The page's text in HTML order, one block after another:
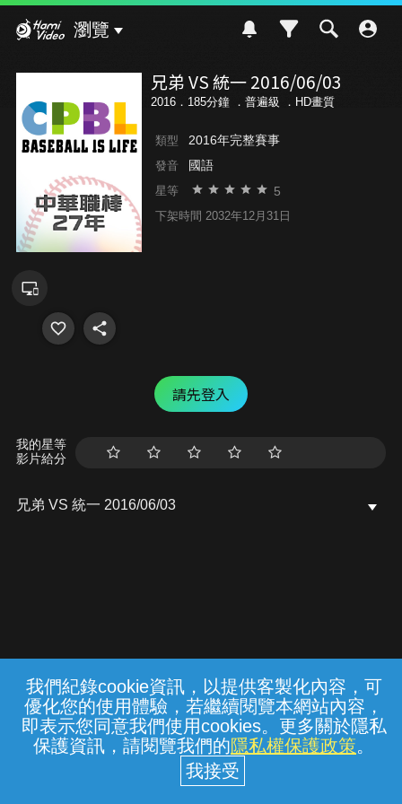
我們紀錄cookie資訊，以提供客製化內容，可
優化您的使用體驗，若繼續閱覽本網站內容，
即表示您同意我們使用cookies。更多關於隱私
保護資訊，請閱覽我們的隱私權保護政策。
瀏覽
兄弟 VS 統一 2016/06/03
2016．185分鐘 ． 普遍級 ．HD畫質
類型 2016年完整賽事
發音 國語
星等 5
下架時間 2032年12月31日
請先登入
我的星等
影片給分
兄弟 VS 統一 2016/06/03
常見問題 線上客服 服務條款 隱私權保護
中華電信股份有限公司個人家庭分公司
(統一編號：96979949) © 2026
{{notifyMsg}}